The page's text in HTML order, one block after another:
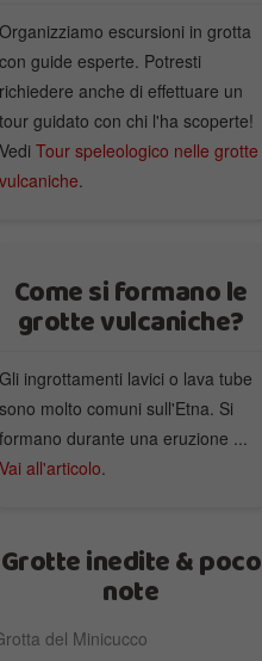
Organizziamo escursioni in grotta
con guide esperte. Potresti
richiedere anche di effettuare un
tour guidato con chi l'ha scoperte!
Vedi Tour speleologico nelle grotte
vulcaniche.
Come si formano le
grotte vulcaniche?
Gli ingrottamenti lavici o lava tube
sono molto comuni sull'Etna. Si
formano durante una eruzione ...
Vai all'articolo.
Grotte inedite & poco
note
del Minicucco